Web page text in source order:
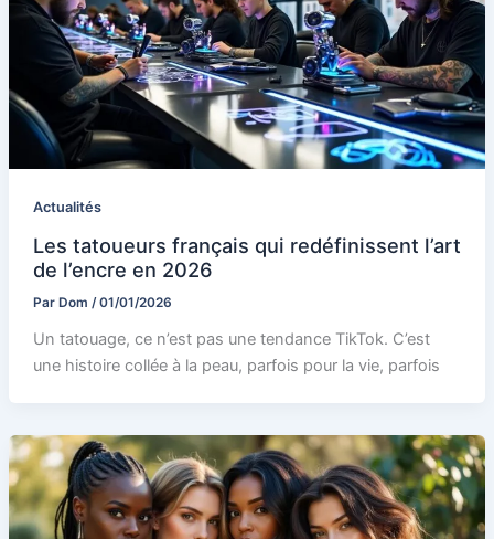
Actualités
Les tatoueurs français qui redéfinissent l’art
de l’encre en 2026
Par Dom /01/01/2026
Un tatouage, ce n’est pas une tendance TikTok. C’est
une histoire collée à la peau, parfois pour la vie, parfois